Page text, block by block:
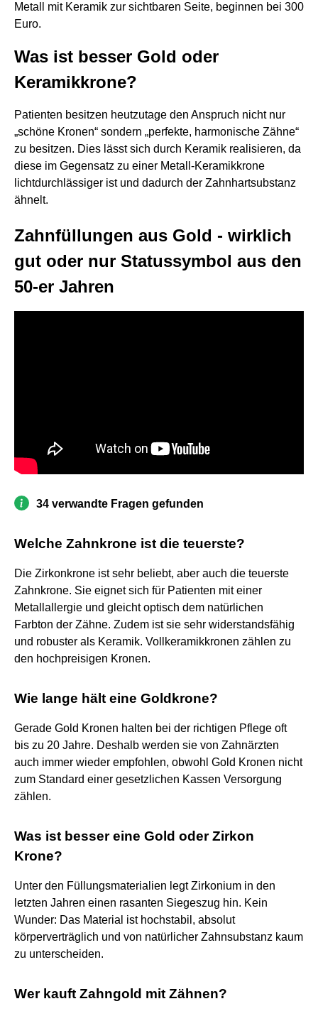
Metall mit Keramik zur sichtbaren Seite, beginnen bei 300
Euro.
Was ist besser Gold oder
Keramikkrone?
Patienten besitzen heutzutage den Anspruch nicht nur
„schöne Kronen“ sondern „perfekte, harmonische Zähne“
zu besitzen. Dies lässt sich durch Keramik realisieren, da
diese im Gegensatz zu einer Metall-Keramikkrone
lichtdurchlässiger ist und dadurch der Zahnhartsubstanz
ähnelt.
Zahnfüllungen aus Gold - wirklich
gut oder nur Statussymbol aus den
50-er Jahren
34 verwandte Fragen gefunden
Welche Zahnkrone ist die teuerste?
Die Zirkonkrone ist sehr beliebt, aber auch die teuerste
Zahnkrone. Sie eignet sich für Patienten mit einer
Metallallergie und gleicht optisch dem natürlichen
Farbton der Zähne. Zudem ist sie sehr widerstandsfähig
und robuster als Keramik. Vollkeramikkronen zählen zu
den hochpreisigen Kronen.
Wie lange hält eine Goldkrone?
Gerade Gold Kronen halten bei der richtigen Pflege oft
bis zu 20 Jahre. Deshalb werden sie von Zahnärzten
auch immer wieder empfohlen, obwohl Gold Kronen nicht
zum Standard einer gesetzlichen Kassen Versorgung
zählen.
Was ist besser eine Gold oder Zirkon
Krone?
Unter den Füllungsmaterialien legt Zirkonium in den
letzten Jahren einen rasanten Siegeszug hin. Kein
Wunder: Das Material ist hochstabil, absolut
körperverträglich und von natürlicher Zahnsubstanz kaum
zu unterscheiden.
Wer kauft Zahngold mit Zähnen?